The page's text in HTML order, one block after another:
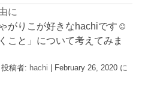
に
がりこが好きなhachiです☺︎
こと」について考えてみま
投稿者: hachi | February 26, 2020 に